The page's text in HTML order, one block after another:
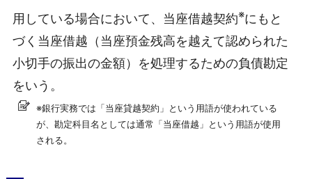
用している場合において、当座借越契約※にもと
づく当座借越（当座預金残高を越えて認められた
小切手の振出の金額）を処理するための負債勘定
をいう。
※銀行実務では「当座貸越契約」という用語が使われている
が、勘定科目名としては通常「当座借越」という用語が使用
される。